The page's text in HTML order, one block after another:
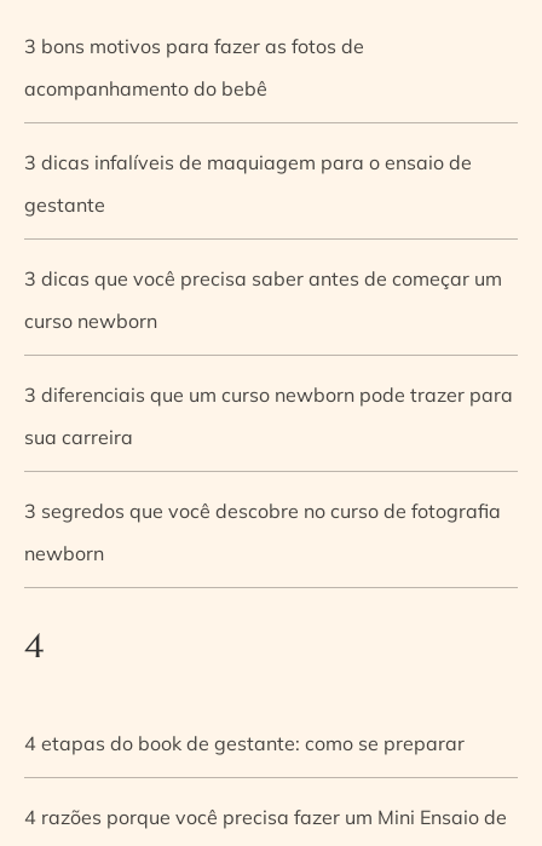
3 bons motivos para fazer as fotos de
acompanhamento do bebê
3 dicas infalíveis de maquiagem para o ensaio de
gestante
3 dicas que você precisa saber antes de começar um
curso newborn
3 diferenciais que um curso newborn pode trazer para
sua carreira
3 segredos que você descobre no curso de fotografia
newborn
4
4 etapas do book de gestante: como se preparar
4 razões porque você precisa fazer um Mini Ensaio de